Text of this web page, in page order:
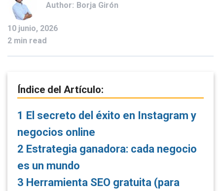
Author: Borja Girón
10 junio, 2026
2 min read
Índice del Artículo:
1 El secreto del éxito en Instagram y
negocios online
2 Estrategia ganadora: cada negocio
es un mundo
3 Herramienta SEO gratuita (para